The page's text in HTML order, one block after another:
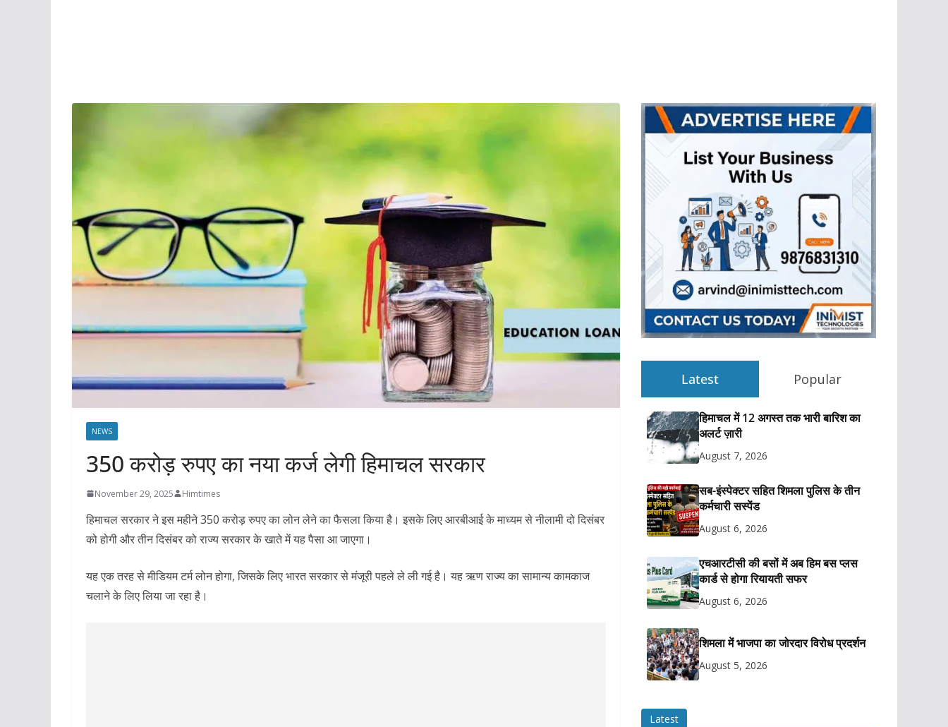
NEWS
350 करोड़ रुपए का नया कर्ज लेगी हिमाचल सरकार
November 29, 2025 Himtimes
हिमाचल सरकार ने इस महीने 350 करोड़ रुपए का लोन लेने का फैसला किया है। इसके लिए आरबीआई के माध्यम से नीलामी दो दिसंबर
को होगी और तीन दिसंबर को राज्य सरकार के खाते में यह पैसा आ जाएगा।
यह एक तरह से मीडियम टर्म लोन होगा, जिसके लिए भारत सरकार से मंजूरी पहले ले ली गई है। यह ऋण राज्य का सामान्य कामकाज
चलाने के लिए लिया जा रहा है।
Latest Popular
हिमाचल में 12 अगस्त तक भारी बारिश का
अलर्ट ज़ारी
August 7, 2026
सब-इंस्पेक्टर सहित शिमला पुलिस के तीन
कर्मचारी सस्पेंड
August 6, 2026
एचआरटीसी की बसों में अब हिम बस प्लस
कार्ड से होगा रियायती सफर
August 6, 2026
शिमला में भाजपा का जोरदार विरोध प्रदर्शन
August 5, 2026
Latest